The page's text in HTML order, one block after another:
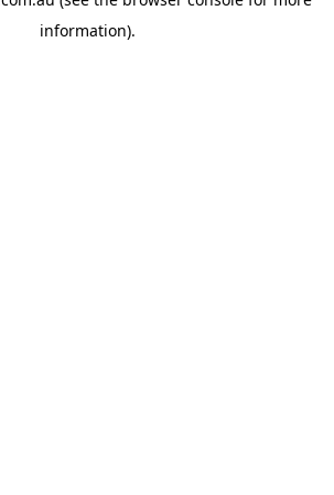
information).